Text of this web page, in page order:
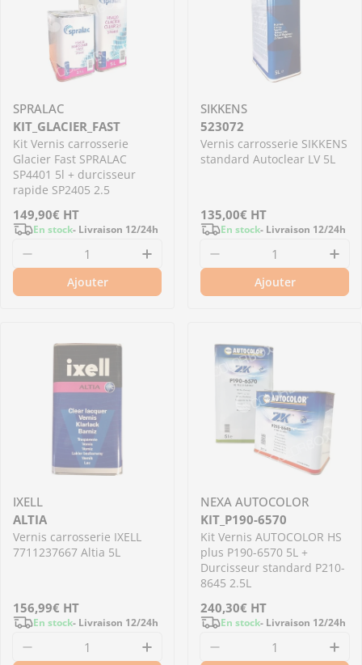
SPRALAC
KIT_GLACIER_FAST
Kit Vernis carrosserie
Glacier Fast SPRALAC
SP4401 5l + durcisseur
rapide SP2405 2.5
Prix
régulier
149,90€ HT
En stock- Livraison 12/24h
Diminuer la quantité pourAugmenter la quantité pour
Ajouter
SIKKENS
523072
Vernis carrosserie SIKKENS
standard Autoclear LV 5L
Prix
régulier
135,00€ HT
En stock- Livraison 12/24h
Diminuer la
Ajouter
IXELL
ALTIA
Vernis carrosserie IXELL
7711237667 Altia 5L
Prix
régulier
156,99€ HT
En stock- Livraison 12/24h
Diminuer la quantité pour ALTIA - Vernis
Augmenter la quantité pour
NEXA AUTOCOLOR
KIT_P190-6570
Kit Vernis AUTOCOLOR HS
plus P190-6570 5L +
Durcisseur standard P210-
8645 2.5L
Prix
régulier
240,30€ HT
En stock- Livraison 12/24h
Diminuer la quantité